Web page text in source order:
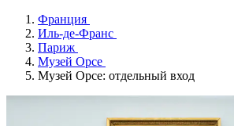
Франция
Иль-де-Франс
Париж
Музей Орсе
Музей Орсе: отдельный вход